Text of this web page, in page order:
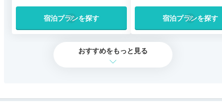
宿泊プランを探す 宿泊プランを探す
おすすめをもっと見る